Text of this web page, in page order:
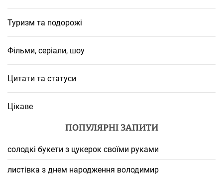
Туризм та подорожі
Фільми, серіали, шоу
Цитати та статуси
Цікаве
ПОПУЛЯРНІ ЗАПИТИ
солодкі букети з цукерок своїми руками
листівка з днем народження володимир